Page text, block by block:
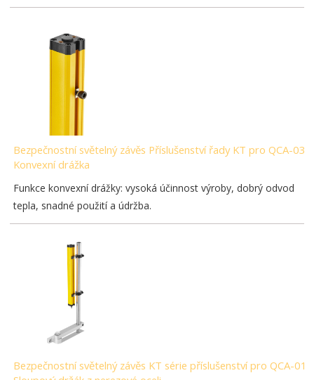
Bezpečnostní světelný závěs Příslušenství řady KT pro QCA-03-
Konvexní drážka
Funkce konvexní drážky: vysoká účinnost výroby, dobrý odvod
tepla, snadné použití a údržba.
Bezpečnostní světelný závěs KT série příslušenství pro QCA-01